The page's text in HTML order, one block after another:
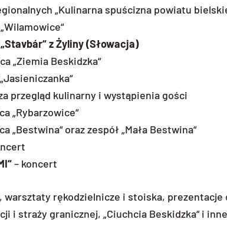
„Kulinarna spuścizna powiatu
„Stavbár“ z Żyliny (Słowacja)
„Ziemia Beskidzka“
przegląd kulinarny i wystąpienia gości
„Rybarzowice“
„Bestwina“ oraz zespół „Mała Bestwina“
– koncert
warsztaty rękodzielnicze i stoiska,
i straży granicznej, „Ciuchcia Beskidzka“ i